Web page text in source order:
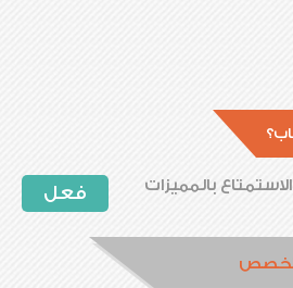
فعل
بالمميزات